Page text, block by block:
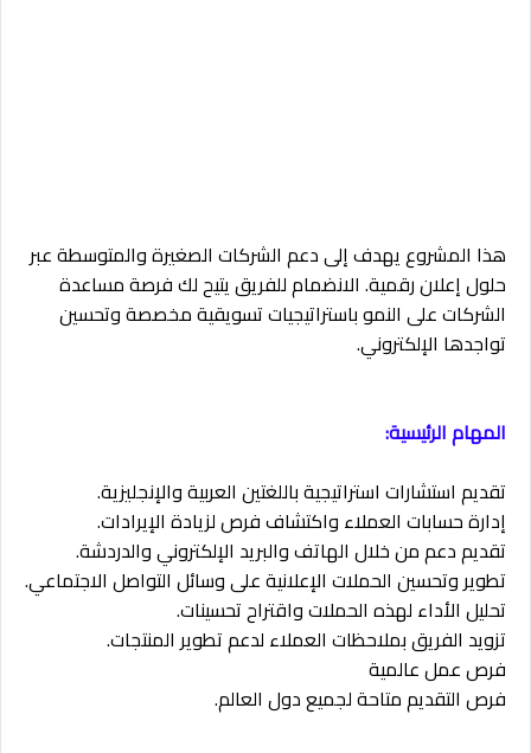
هذا المشروع يهدف إلى دعم الشركات الصغيرة والمتوسطة عبر
حلول إعلان رقمية. الانضمام للفريق يتيح لك فرصة مساعدة
الشركات على النمو باستراتيجيات تسويقية مخصصة وتحسين
تواجدها الإلكتروني.
المهام الرئيسية:
تقديم استشارات استراتيجية باللغتين العربية والإنجليزية.
إدارة حسابات العملاء واكتشاف فرص لزيادة الإيرادات.
تقديم دعم من خلال الهاتف والبريد الإلكتروني والدردشة.
تطوير وتحسين الحملات الإعلانية على وسائل التواصل الاجتماعي.
تحليل الأداء لهذه الحملات واقتراح تحسينات.
تزويد الفريق بملاحظات العملاء لدعم تطوير المنتجات.
فرص عمل عالمية
فرص التقديم متاحة لجميع دول العالم.